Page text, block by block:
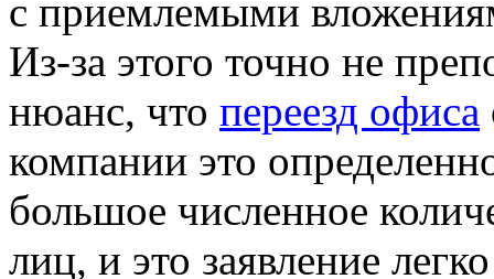
с приемлемыми
Из-за этого точно не
нюанс, что переезд офиса
компании это
большое численное
лиц, и это заявление